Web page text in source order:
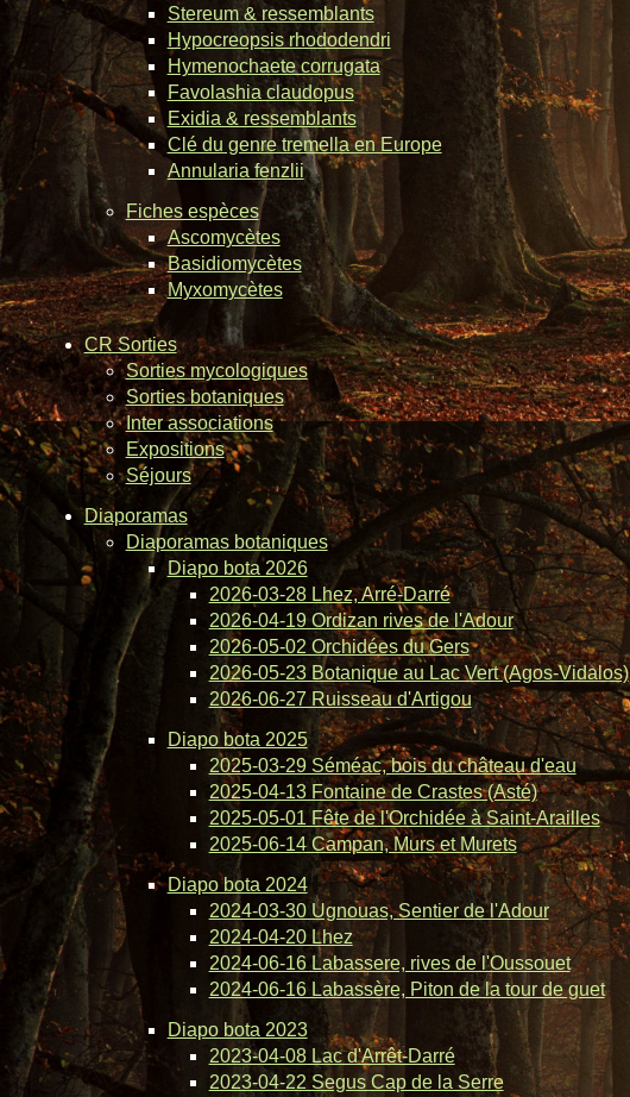
Stereum & ressemblants
Hypocreopsis rhododendri
Hymenochaete corrugata
Favolashia claudopus
Exidia & ressemblants
Clé du genre tremella en Europe
Annularia fenzlii
Fiches espèces
Ascomycètes
Basidiomycètes
Myxomycètes
CR Sorties
Sorties mycologiques
Sorties botaniques
Inter associations
Expositions
Séjours
Diaporamas
Diaporamas botaniques
Diapo bota 2026
2026-03-28 Lhez, Arré-Darré
2026-04-19 Ordizan rives de l'Adour
2026-05-02 Orchidées du Gers
2026-05-23 Botanique au Lac Vert (Agos-Vidalos)
2026-06-27 Ruisseau d'Artigou
Diapo bota 2025
2025-03-29 Séméac, bois du château d'eau
2025-04-13 Fontaine de Crastes (Asté)
2025-05-01 Fête de l'Orchidée à Saint-Arailles
2025-06-14 Campan, Murs et Murets
Diapo bota 2024
2024-03-30 Ugnouas, Sentier de l'Adour
2024-04-20 Lhez
2024-06-16 Labassere, rives de l'Oussouet
2024-06-16 Labassère, Piton de la tour de guet
Diapo bota 2023
2023-04-08 Lac d'Arrêt-Darré
2023-04-22 Segus Cap de la Serre